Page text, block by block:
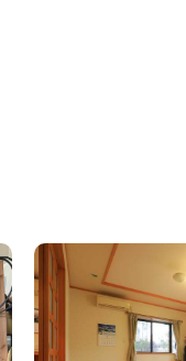
瀬戸A邸
愛知県 シェアハウス
【駅徒歩7分】日本屈
ったりと住まう家